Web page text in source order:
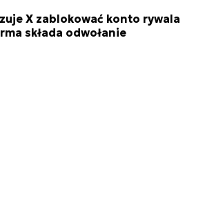
X zablokować konto rywala
składa odwołanie